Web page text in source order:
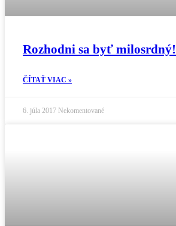
Rozhodni sa byť milosrdný!
ČÍTAŤ VIAC »
6. júla 2017 Nekomentované